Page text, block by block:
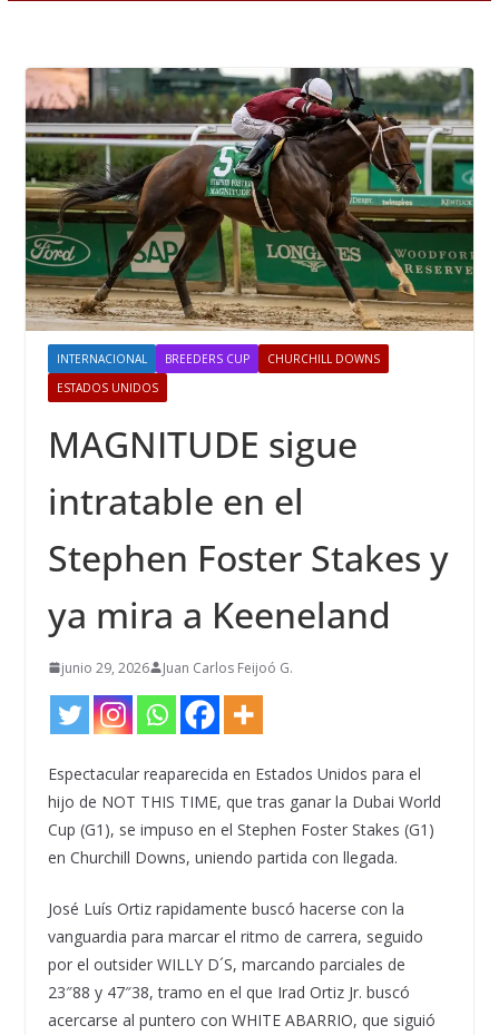
INTERNACIONAL BREEDERS CUP
CHURCHILL DOWNS
ESTADOS UNIDOS
MAGNITUDE sigue
intratable en el
Stephen Foster Stakes y
ya mira a Keeneland
junio 29, 2026 Juan Carlos Feijoó G.
Espectacular reaparecida en Estados Unidos para el
hijo de NOT THIS TIME, que tras ganar la Dubai World
Cup (G1), se impuso en el Stephen Foster Stakes (G1)
en Churchill Downs, uniendo partida con llegada.
José Luís Ortiz rapidamente buscó hacerse con la
vanguardia para marcar el ritmo de carrera, seguido
por el outsider WILLY D´S, marcando parciales de
23″88 y 47″38, tramo en el que Irad Ortiz Jr. buscó
acercarse al puntero con WHITE ABARRIO, que siguió